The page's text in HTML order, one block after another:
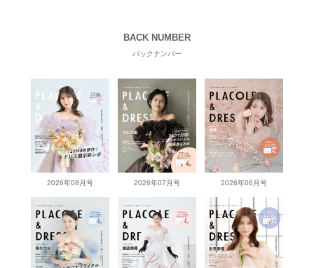
BACK NUMBER
バックナンバー
2026年08月号 2026年07月号 2026年06月号